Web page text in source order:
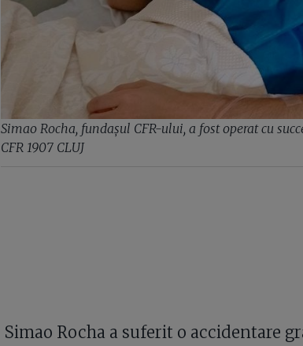
Simao Rocha, fundașul CFR-ului, a fost operat cu
CFR 1907 CLUJ
Simao Rocha a suferit o accidentare